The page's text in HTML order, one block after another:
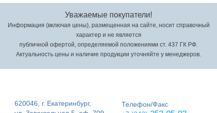
Уважаемые покупатели!
Информация (включая цены), размещенная на сайте, носит справочный
характер и не является
публичной офертой, определяемой положениями ст. 437 ГК РФ.
Актуальность цены и наличие продукции уточняйте у менеджеров.
620046, г. Екатеринбург,
Телефон/Факс